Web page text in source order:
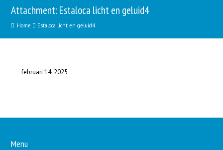
Attachment: Estaloca licht en geluid4
Home Estaloca licht en geluid4
februari 14, 2025
Menu